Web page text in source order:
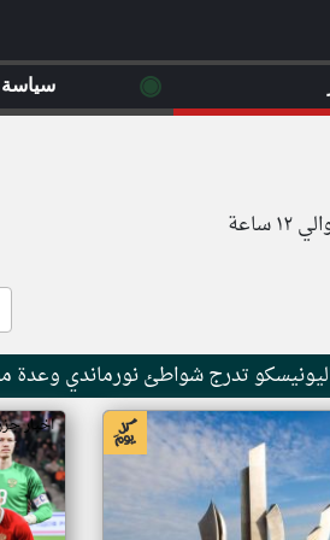
تدرج شواطئ نورماندي وعدة
اخبار
◉ سياسة